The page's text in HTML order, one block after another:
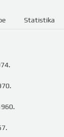
Statistika